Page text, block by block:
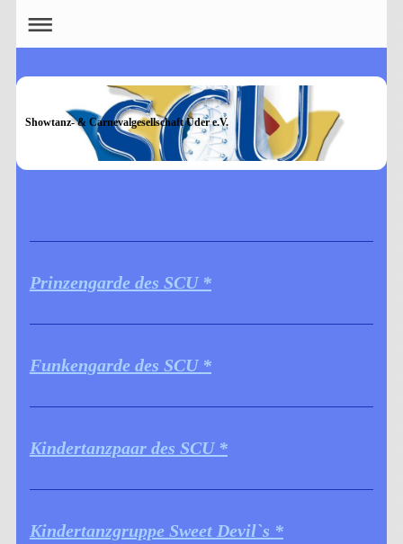
Showtanz- & Carnevalgesellschaft Uder e.V.
Prinzengarde des SCU *
Funkengarde des SCU *
Kindertanzpaar des SCU *
Kindertanzgruppe Sweet Devil`s *